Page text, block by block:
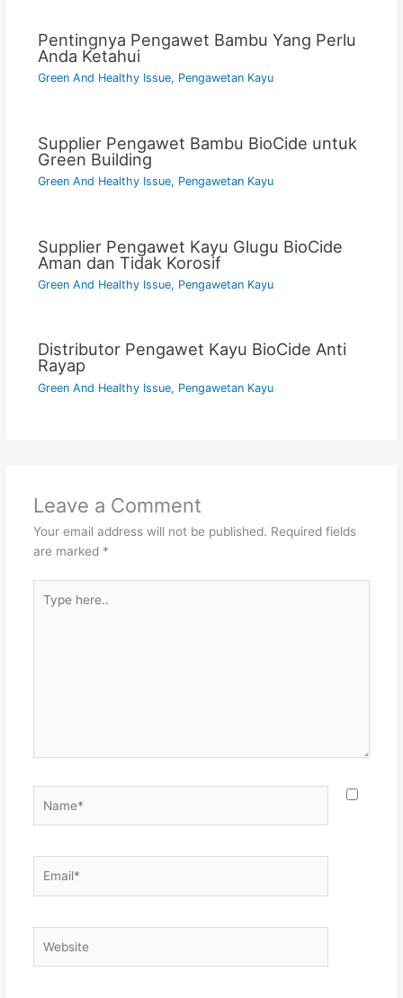
Pentingnya Pengawet Bambu Yang Perlu
Anda Ketahui
Green And Healthy Issue, Pengawetan Kayu
Supplier Pengawet Bambu BioCide untuk
Green Building
Green And Healthy Issue, Pengawetan Kayu
Supplier Pengawet Kayu Glugu BioCide
Aman dan Tidak Korosif
Green And Healthy Issue, Pengawetan Kayu
Distributor Pengawet Kayu BioCide Anti
Rayap
Green And Healthy Issue, Pengawetan Kayu
Leave a Comment
Your email address will not be published. Required fields
are marked *
here..